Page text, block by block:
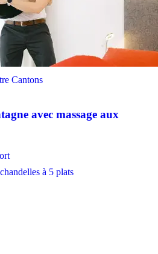
Cantons
avec massage aux
à 5 plats